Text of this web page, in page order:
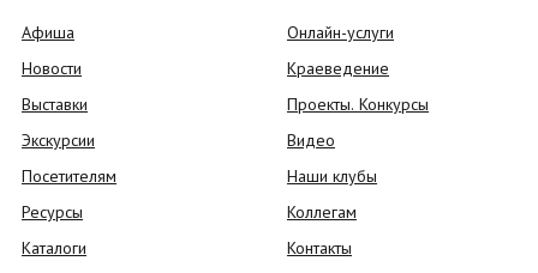
Афиша
Новости
Выставки
Экскурсии
Посетителям
Ресурсы
Каталоги
Онлайн-услуги
Краеведение
Проекты. Конкурсы
Видео
Наши клубы
Коллегам
Контакты